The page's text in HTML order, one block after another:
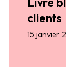
clients
15 janvier